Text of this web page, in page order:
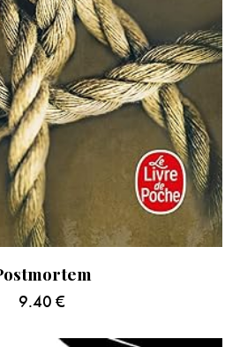
9.40 €